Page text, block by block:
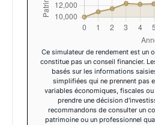
Ce simulateur de rendement est un
constitue pas un conseil financier.
basés sur les informations
simplifiées qui ne prennent pas
variables économiques, fiscales
prendre une décision
recommandons de consulter un
patrimoine ou un professionnel